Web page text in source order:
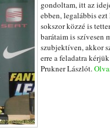
gondoltam, itt az
ebben, legalábbis
sokszor közzé is
barátaim is szívesen
szubjektíven, akkor
erre a feladatra
Prukner Lászlót.